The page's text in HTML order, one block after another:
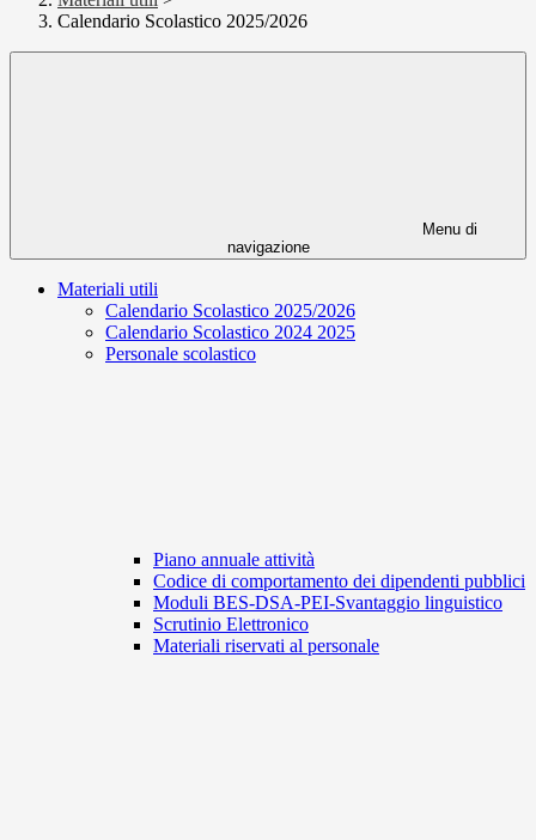
Calendario Scolastico 2025/2026
Menu di
navigazione
Materiali utili
Calendario Scolastico 2025/2026
Calendario Scolastico 2024 2025
Personale scolastico
Piano annuale attività
Codice di comportamento dei dipendenti pubblici
Moduli BES-DSA-PEI-Svantaggio linguistico
Scrutinio Elettronico
Materiali riservati al personale